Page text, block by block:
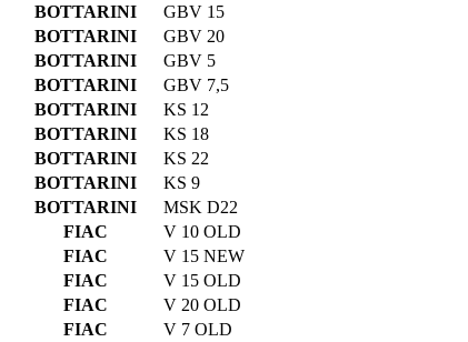
BOTTARINI
GBV 15
BOTTARINI
GBV 20
BOTTARINI
GBV 5
BOTTARINI
GBV 7,5
BOTTARINI
KS 12
BOTTARINI
KS 18
BOTTARINI
KS 22
BOTTARINI
KS 9
BOTTARINI
MSK D22
FIAC
V 10 OLD
FIAC
V 15 NEW
FIAC
V 15 OLD
FIAC
V 20 OLD
FIAC
V 7 OLD